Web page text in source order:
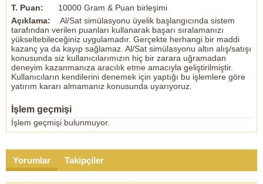
T. Puan:
10000 Gram & Puan birleşimi
Açıklama:
Al/Sat simülasyonu üyelik başlangıcında sistem
tarafından verilen puanları kullanarak başarı sıralamanızı
yükseltebileceğiniz uygulamadır. Gerçekte herhangi bir maddi
kazanç ya da kayıp sağlamaz. Al/Sat simülasyonu altın alış/satışı
konusunda siz kullanıcılarımızın hiç bir zarara uğramadan
deneyim kazanmanıza aracılık etme amacıyla geliştirilmiştir.
Kullanıcıların kendilerini denemek için yaptığı bu işlemlere göre
yatırım kararı almamanız konusunda uyarıyoruz.
İşlem geçmişi
İşlem geçmişi bulunmuyor.
Yorumlar Takipçiler